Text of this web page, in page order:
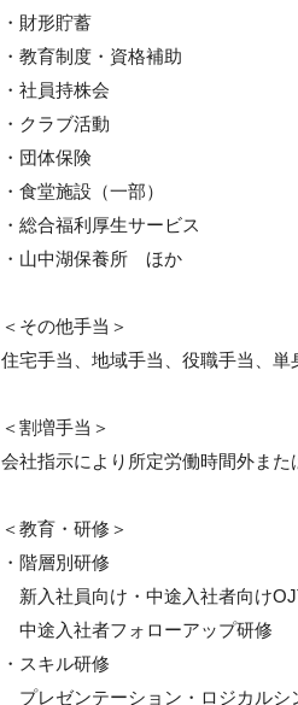
・財形貯蓄
・教育制度・資格補助
・社員持株会
・クラブ活動
・団体保険
・食堂施設（一部）
・総合福利厚生サービス
・山中湖保養所　ほか
＜その他手当＞
住宅手当、地域手当、役職手当、単
＜割増手当＞
会社指示により所定労働時間外また
＜教育・研修＞
・階層別研修
新入社員向け・中途入社者向け
中途入社者フォローアップ研修
・スキル研修
プレゼンテーション・ロジカルシ